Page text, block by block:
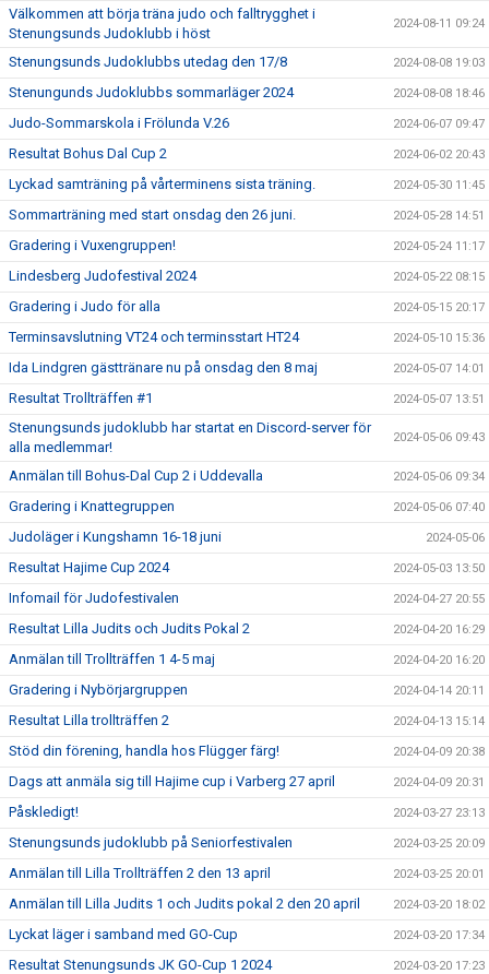
Välkommen att börja träna judo och falltrygghet i
Stenungsunds Judoklubb i höst
2024-08-11 09:24
Stenungsunds Judoklubbs utedag den 17/8 2024-08-08 19:03
Stenungunds Judoklubbs sommarläger 2024 2024-08-08 18:46
Judo-Sommarskola i Frölunda V.26 2024-06-07 09:47
Resultat Bohus Dal Cup 2 2024-06-02 20:43
Lyckad samträning på vårterminens sista träning. 2024-05-30 11:45
Sommarträning med start onsdag den 26 juni. 2024-05-28 14:51
Gradering i Vuxengruppen! 2024-05-24 11:17
Lindesberg Judofestival 2024 2024-05-22 08:15
Gradering i Judo för alla 2024-05-15 20:17
Terminsavslutning VT24 och terminsstart HT24 2024-05-10 15:36
Ida Lindgren gästtränare nu på onsdag den 8 maj 2024-05-07 14:01
Resultat Trollträffen #1 2024-05-07 13:51
Stenungsunds judoklubb har startat en Discord-server för
alla medlemmar!
2024-05-06 09:43
Anmälan till Bohus-Dal Cup 2 i Uddevalla 2024-05-06 09:34
Gradering i Knattegruppen 2024-05-06 07:40
Judoläger i Kungshamn 16-18 juni 2024-05-06
Resultat Hajime Cup 2024 2024-05-03 13:50
Infomail för Judofestivalen 2024-04-27 20:55
Resultat Lilla Judits och Judits Pokal 2 2024-04-20 16:29
Anmälan till Trollträffen 1 4-5 maj 2024-04-20 16:20
Gradering i Nybörjargruppen 2024-04-14 20:11
Resultat Lilla trollträffen 2 2024-04-13 15:14
Stöd din förening, handla hos Flügger färg! 2024-04-09 20:38
Dags att anmäla sig till Hajime cup i Varberg 27 april 2024-04-09 20:31
Påskledigt! 2024-03-27 23:13
Stenungsunds judoklubb på Seniorfestivalen 2024-03-25 20:09
Anmälan till Lilla Trollträffen 2 den 13 april 2024-03-25 20:01
Anmälan till Lilla Judits 1 och Judits pokal 2 den 20 april 2024-03-20 18:02
Lyckat läger i samband med GO-Cup 2024-03-20 17:34
Resultat Stenungsunds JK GO-Cup 1 2024 2024-03-20 17:23